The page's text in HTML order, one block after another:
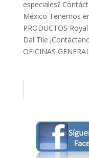
especiales?
México Tenemos
PRODUCTOS
Dal Tile
OFICINAS